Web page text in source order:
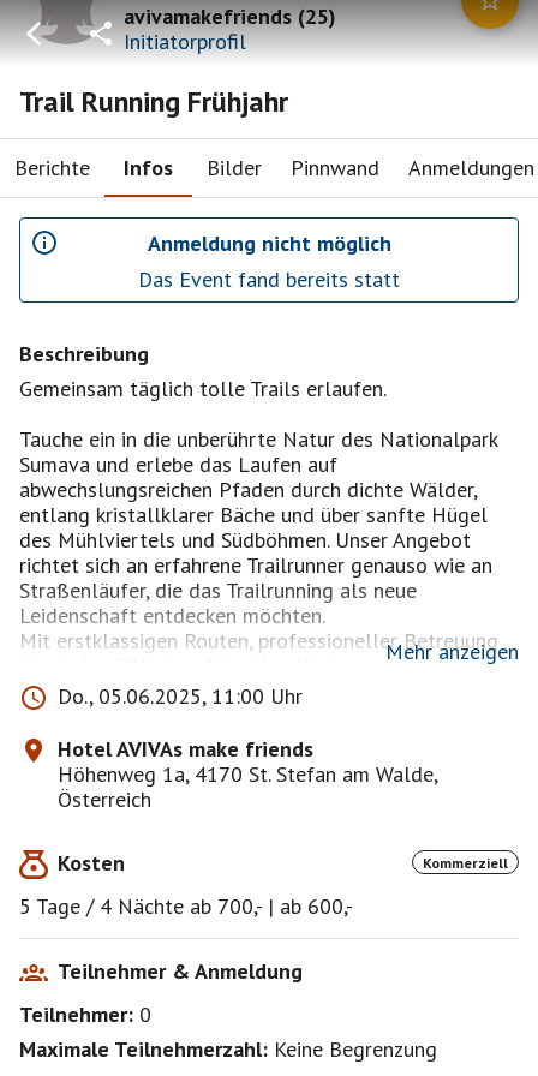
avivamakefriends(25)
Initiatorprofil
Trail Running Frühjahr
Berichte Infos Bilder Pinnwand Anmeldungen
Anmeldung nicht möglich
Das Event fand bereits statt
Beschreibung
Gemeinsam täglich tolle Trails erlaufen.
Tauche ein in die unberührte Natur des Nationalpark
Sumava und erlebe das Laufen auf
abwechslungsreichen Pfaden durch dichte Wälder,
entlang kristallklarer Bäche und über sanfte Hügel
des Mühlviertels und Südböhmen. Unser Angebot
richtet sich an erfahrene Trailrunner genauso wie an
Straßenläufer, die das Trailrunning als neue
Leidenschaft entdecken möchten.
Mit erstklassigen Routen, professioneller Betreuung
durch den 28fachen Marathonläufer und
Hoteleigentümer Christian, selbst begeisterter Trail
Runner, möchten wir dir unvergessliche Trailrunning-
Erlebnisse in einer der schönsten Landschaften
Europas bieten.
Entdecke mit uns die natürliche Schönheit und die
Trailrunning-Reise zu begleiten!
Und nach dem Lauf erwartet Dich Wellness,
gemeinsames Dinner, die AVIVA Alm und der Dance
Club. Gemeinsam laufen, gemeinsam Urlaub
Freunde, garantiert ohne Paare.
Mehr anzeigen
Do., 05.06.2025, 11:00 Uhr
Hotel AVIVAs make friends
Höhenweg 1a, 4170 St. Stefan am Walde,
Österreich
Kosten Kommerziell
5 Tage / 4 Nächte ab 700,- | ab 600,-
Teilnehmer & Anmeldung
Teilnehmer: 0
Maximale Teilnehmerzahl: Keine Begrenzung